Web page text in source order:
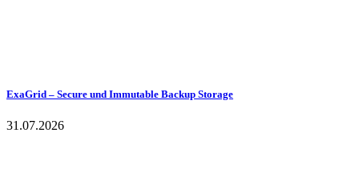
ExaGrid – Secure und Immutable Backup Storage
31.07.2026